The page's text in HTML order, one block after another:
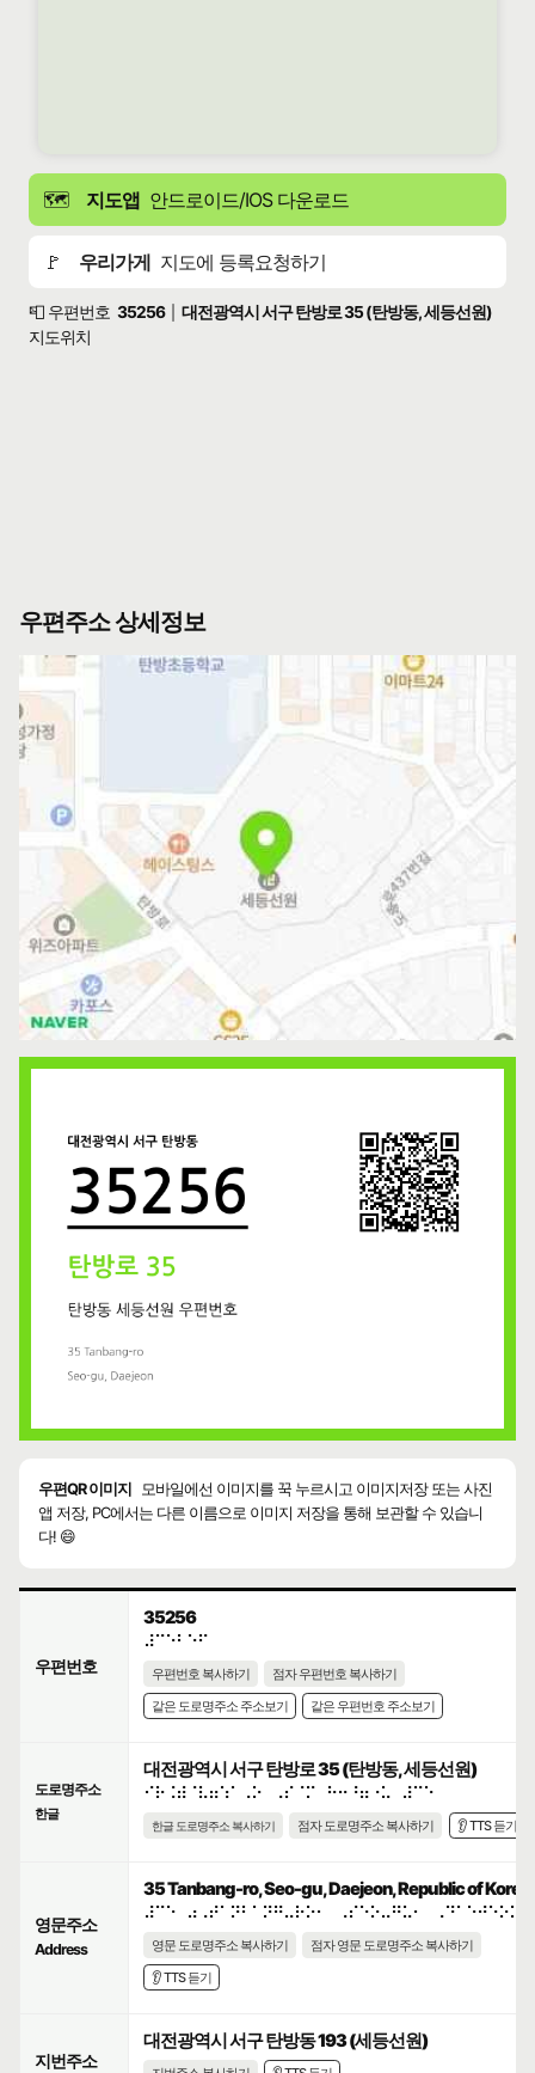
🗺️ 지도앱 안드로이드/IOS 다운로드
🚩 우리가게 지도에 등록요청하기
📮 우편번호 35256
대전광역시 서구 탄방로 35 (탄방동, 세등선원)
지도위치
우편주소 상세정보
우편QR 이미지
모바일에선 이미지를 꾹 누르시고 이미지저장 또는 사진
앱 저장, PC에서는 다른 이름으로 이미지 저장을 통해 보관할 수 있습니
다! 😄
우편번호
35256
⠼⠉⠑⠃⠑⠋
우편번호 복사하기
점자 우편번호 복사하기
같은 도로명주소 주소보기
같은 우편번호 주소보기
도로명주소
한글
대전광역시 서구 탄방로 35 (탄방동, 세등선원)
⠊⠗⠨⠾⠈⠧⠶⠱⠁⠠⠕⠀⠠⠎⠈⠍⠀⠓⠒⠘⠶⠐⠥⠀⠼⠉⠑
한글 도로명주소 복사하기 점자 도로명주소 복사하기 👂 TTS 듣기
영문주소
Address
35 Tanbang-ro, Seo-gu, Daejeon, Republic of Korea
⠼⠉⠑⠀⠴⠠⠞⠁⠝⠃⠁⠝⠛⠤⠗⠕⠂⠀⠠⠎⠑⠕⠤⠛⠥⠂⠀⠠⠙⠁⠑⠚⠑⠕⠝⠲
영문 도로명주소 복사하기
점자 영문 도로명주소 복사하기
👂 TTS 듣기
지번주소
대전광역시 서구 탄방동 193 (세등선원)